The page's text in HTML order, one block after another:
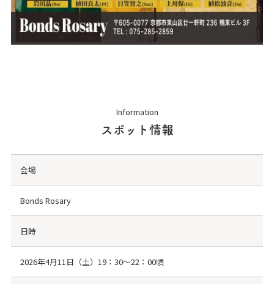
Information
スポット情報
会場
Bonds Rosary
日時
2026年4月11日（土）19：30～22：00頃